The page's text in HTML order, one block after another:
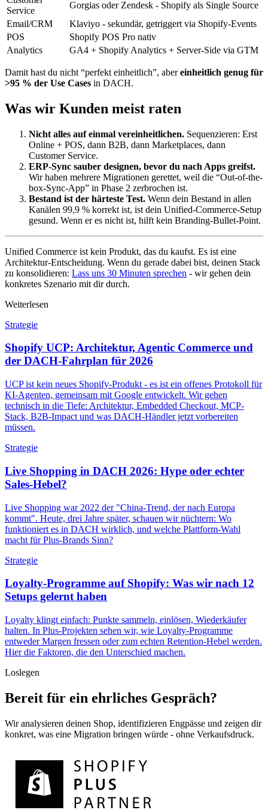
Service
Gorgias oder Zendesk - Shopify als Single Source
Email/CRM
Klaviyo - sekundär, getriggert via Shopify-Events
POS
Shopify POS Pro nativ
Analytics
GA4 + Shopify Analytics + Server-Side via GTM
Damit hast du nicht “perfekt einheitlich”, abereinheitlich genug für
>95 % der Use Cases in DACH.
Was wir Kunden meist raten
Nicht alles auf einmal vereinheitlichen. Sequenzieren: Erst
Online + POS, dann B2B, dann Marketplaces, dann
Customer Service.
ERP-Sync sauber designen, bevor du nach Apps greifst.
Wir haben mehrere Migrationen gerettet, weil die “Out-of-the-
box-Sync-App” in Phase 2 zerbrochen ist.
Bestand ist der härteste Test. Wenn dein Bestand in allen
Kanälen 99,9 % korrekt ist, ist dein Unified-Commerce-Setup
gesund. Wenn er es nicht ist, hilft kein Branding-Bullet-Point.
Unified Commerce ist kein Produkt, das du kaufst. Es ist eine
Architektur-Entscheidung. Wenn du gerade dabei bist, deinen Stack
zu konsolidieren: Lass uns 30 Minuten sprechen - wir gehen dein
konkretes Szenario mit dir durch.
Weiterlesen
Strategie
Shopify UCP: Architektur, Agentic Commerce und
der DACH-Fahrplan für 2026
UCP ist kein neues Shopify-Produkt - es ist ein offenes Protokoll für
KI-Agenten, gemeinsam mit Google entwickelt. Wir gehen
technisch in die Tiefe: Architektur, Embedded Checkout, MCP-
Stack, B2B-Impact und was DACH-Händler jetzt vorbereiten
müssen.
Strategie
Live Shopping in DACH 2026: Hype oder echter
Sales-Hebel?
Live Shopping war 2022 der "China-Trend, der nach Europa
kommt". Heute, drei Jahre später, schauen wir nüchtern: Wo
funktioniert es in DACH wirklich, und welche Plattform-Wahl
macht für Plus-Brands Sinn?
Strategie
Loyalty-Programme auf Shopify: Was wir nach 12
Setups gelernt haben
Loyalty klingt einfach: Punkte sammeln, einlösen, Wiederkäufer
halten. In Plus-Projekten sehen wir, wie Loyalty-Programme
entweder Margen fressen oder zum echten Retention-Hebel werden.
Hier die Faktoren, die den Unterschied machen.
Loslegen
Bereit für ein ehrliches Gespräch?
Wir analysieren deinen Shop, identifizieren Engpässe und zeigen dir
konkret, was eine Migration bringen würde - ohne Verkaufsdruck.